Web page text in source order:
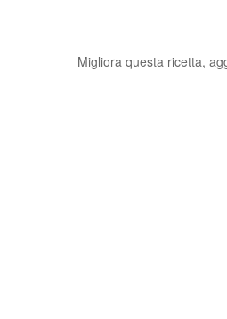
Migliora questa ricetta,